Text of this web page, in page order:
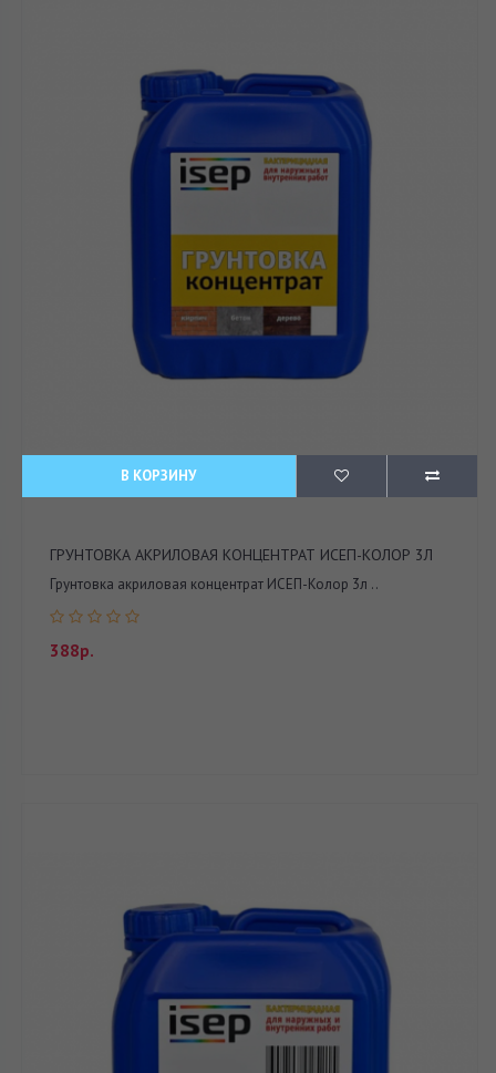
В КОРЗИНУ
ГРУНТОВКА АКРИЛОВАЯ КОНЦЕНТРАТ ИСЕП-КОЛОР 3Л
Грунтовка акриловая концентрат ИСЕП-Колор 3л ..
388р.